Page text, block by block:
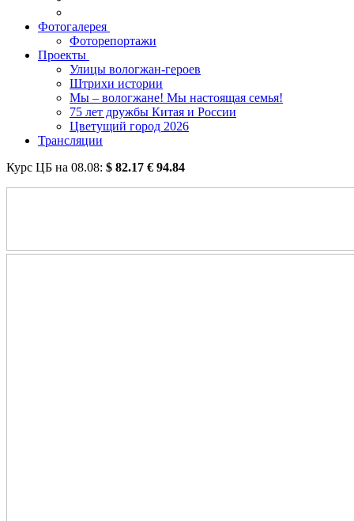
Фотогалерея
Фоторепортажи
Проекты
Улицы вологжан-героев
Штрихи истории
Мы – вологжане! Мы настоящая семья!
75 лет дружбы Китая и России
Цветущий город 2026
Трансляции
Курс ЦБ на 08.08: $ 82.17 € 94.84